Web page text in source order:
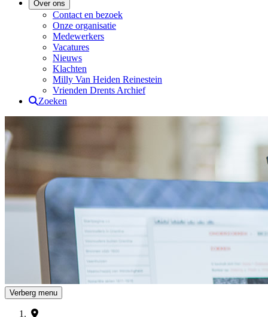
Over ons
Contact en bezoek
Onze organisatie
Medewerkers
Vacatures
Nieuws
Klachten
Milly Van Heiden Reinestein
Vrienden Drents Archief
Zoeken
Drents Archief
Verberg menu